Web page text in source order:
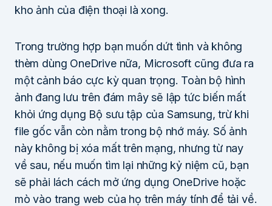
kho ảnh của điện thoại là xong.
Trong trường hợp bạn muốn dứt tình và không
thèm dùng OneDrive nữa, Microsoft cũng đưa ra
một cảnh báo cực kỳ quan trọng. Toàn bộ hình
ảnh đang lưu trên đám mây sẽ lập tức biến mất
khỏi ứng dụng Bộ sưu tập của Samsung, trừ khi
file gốc vẫn còn nằm trong bộ nhớ máy. Số ảnh
này không bị xóa mất trên mạng, nhưng từ nay
về sau, nếu muốn tìm lại những kỷ niệm cũ, bạn
sẽ phải lách cách mở ứng dụng OneDrive hoặc
mò vào trang web của họ trên máy tính để tải về.